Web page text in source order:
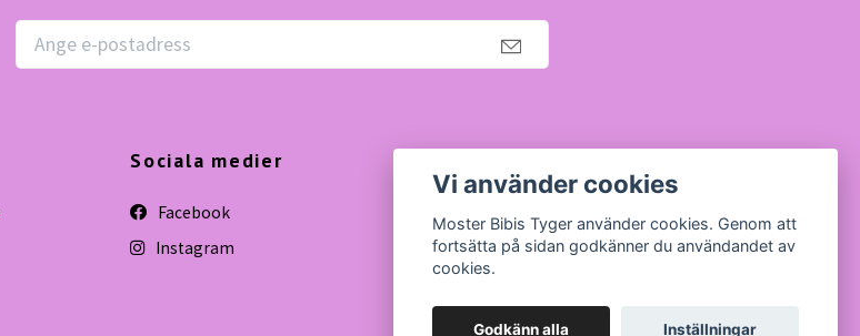
Sociala medier
Facebook
Instagram
Vi använder cookies
Moster Bibis Tyger använder cookies. Genom att
fortsätta på sidan godkänner du användandet av
cookies.
Godkänn alla Inställningar